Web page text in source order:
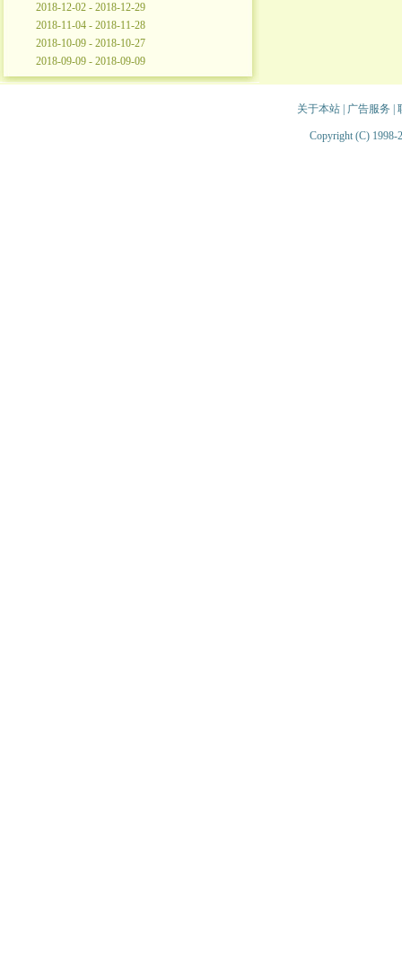
2018-12-02 - 2018-12-29
2018-11-04 - 2018-11-28
2018-10-09 - 2018-10-27
2018-09-09 - 2018-09-09
关于本站| 广告服务
Copyright (C) 1998-